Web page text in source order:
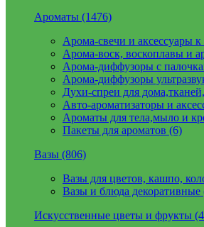
Ароматы (1476)
Арома-свечи и аксессуары
Арома-воск, воскоплавы и
Арома-диффузоры с
Арома-диффузоры
Духи-спреи для
Авто-ароматизаторы и
Ароматы для тела,мыло и
Пакеты для ароматов (6)
Вазы (806)
Вазы для цветов, кашпо,
Вазы и блюда декоративные
Искусственные цветы и фрукты